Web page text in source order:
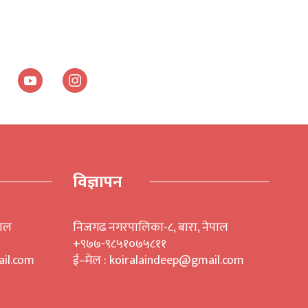
विज्ञापन
निजगढ नगरपालिका-८, बारा, नेपाल
+९७७-९८५१०७५८११
ई–मेल : koiralaindeep@gmail.com